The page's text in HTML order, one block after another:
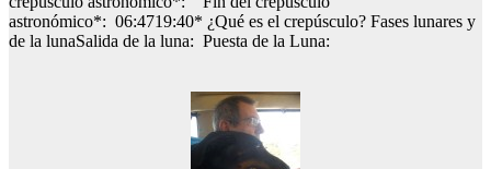
astronómico*: 06:4719:40* ¿Qué es el crepúsculo? Fases lunares y
de la lunaSalida de la luna: Puesta de la Luna: